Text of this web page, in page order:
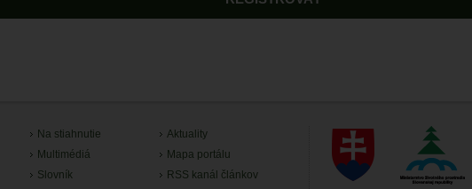
Na stiahnutie
Multimédiá
Slovník
Aktuality
Mapa portálu
RSS kanál článkov